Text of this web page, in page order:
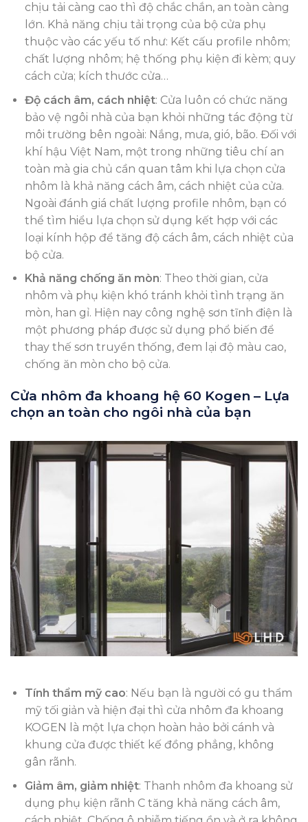
chịu tải càng cao thì độ chắc chắn, an toàn càng
lớn. Khả năng chịu tải trọng của bộ cửa phụ
thuộc vào các yếu tố như: Kết cấu profile nhôm;
chất lượng nhôm; hệ thống phụ kiện đi kèm; quy
cách cửa; kích thước cửa…
Độ cách âm, cách nhiệt: Cửa luôn có chức năng
bảo vệ ngôi nhà của bạn khỏi những tác động từ
môi trường bên ngoài: Nắng, mưa, gió, bão. Đối với
khí hậu Việt Nam, một trong những tiêu chí an
toàn mà gia chủ cần quan tâm khi lựa chọn cửa
nhôm là khả năng cách âm, cách nhiệt của cửa.
Ngoài đánh giá chất lượng profile nhôm, bạn có
thể tìm hiểu lựa chọn sử dụng kết hợp với các
loại kính hộp để tăng độ cách âm, cách nhiệt của
bộ cửa.
Khả năng chống ăn mòn: Theo thời gian, cửa
nhôm và phụ kiện khó tránh khỏi tình trạng ăn
mòn, han gỉ. Hiện nay công nghệ sơn tĩnh điện là
một phương pháp được sử dụng phổ biến để
thay thế sơn truyền thống, đem lại độ màu cao,
chống ăn mòn cho bộ cửa.
Cửa nhôm đa khoang hệ 60 Kogen – Lựa
chọn an toàn cho ngôi nhà của bạn
Tính thẩm mỹ cao: Nếu bạn là người có gu thẩm
mỹ tối giản và hiện đại thì cửa nhôm đa khoang
KOGEN là một lựa chọn hoàn hảo bởi cánh và
khung cửa được thiết kế đồng phẳng, không
gân rãnh.
Giảm âm, giảm nhiệt: Thanh nhôm đa khoang sử
dụng phụ kiện rãnh C tăng khả năng cách âm,